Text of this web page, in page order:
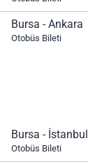
Bursa - Ankara
Otobüs Bileti
Bursa - İstanbul
Otobüs Bileti